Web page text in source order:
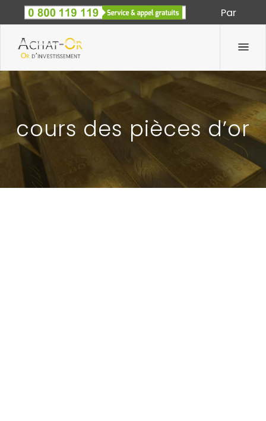
Par
Spécialiste des métaux précieux depuis 1933
cours des pièces d’or